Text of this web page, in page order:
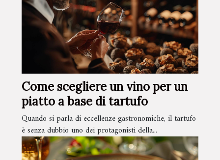
Come scegliere un vino per un
piatto a base di tartufo
Quando si parla di eccellenze gastronomiche, il tartufo
è senza dubbio uno dei protagonisti della...